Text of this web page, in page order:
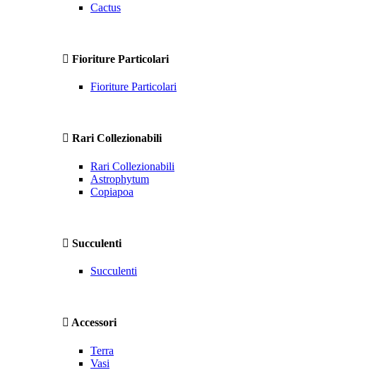
Cactus
Fioriture Particolari
Fioriture Particolari
Rari Collezionabili
Rari Collezionabili
Astrophytum
Copiapoa
Succulenti
Succulenti
Accessori
Terra
Vasi